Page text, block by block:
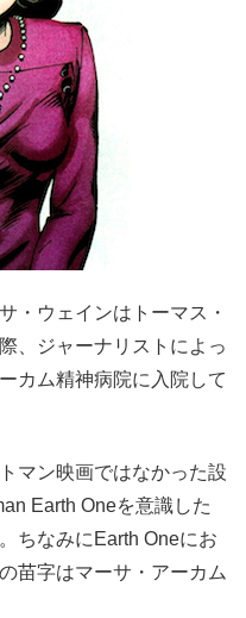
・ウェインはトーマス・
、ジャーナリストによっ
カム精神病院に入院して
マン映画ではなかった設
Earth Oneを意識した
ちなみにEarth Oneにお
苗字はマーサ・アーカム